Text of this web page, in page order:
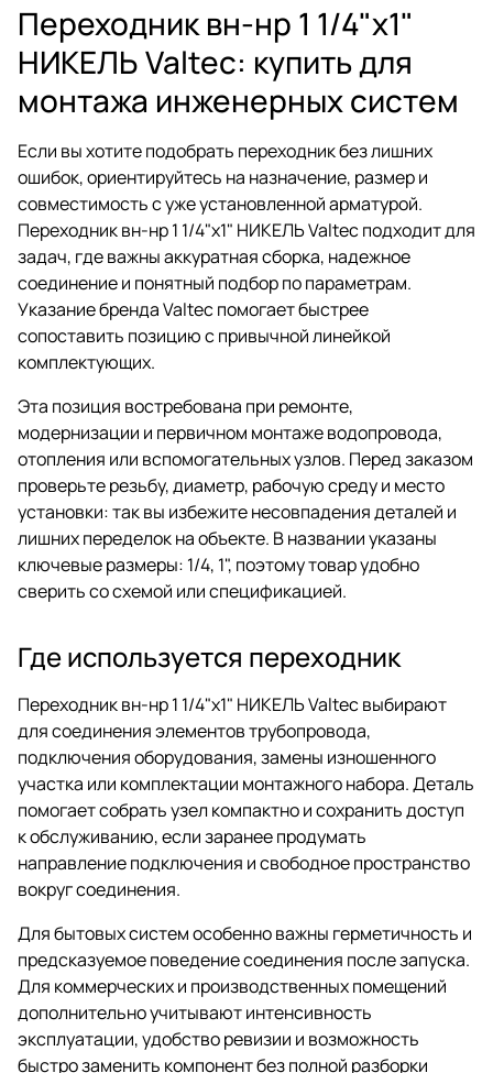
Переходник вн-нр 1 1/4"х1"
НИКЕЛЬ Valtec: купить для
монтажа инженерных систем
Если вы хотите подобрать переходник без лишних
ошибок, ориентируйтесь на назначение, размер и
совместимость с уже установленной арматурой.
Переходник вн-нр 1 1/4"х1" НИКЕЛЬ Valtec подходит для
задач, где важны аккуратная сборка, надежное
соединение и понятный подбор по параметрам.
Указание бренда Valtec помогает быстрее
сопоставить позицию с привычной линейкой
комплектующих.
Эта позиция востребована при ремонте,
модернизации и первичном монтаже водопровода,
отопления или вспомогательных узлов. Перед заказом
проверьте резьбу, диаметр, рабочую среду и место
установки: так вы избежите несовпадения деталей и
лишних переделок на объекте. В названии указаны
ключевые размеры: 1/4, 1", поэтому товар удобно
сверить со схемой или спецификацией.
Где используется переходник
Переходник вн-нр 1 1/4"х1" НИКЕЛЬ Valtec выбирают
для соединения элементов трубопровода,
подключения оборудования, замены изношенного
участка или комплектации монтажного набора. Деталь
помогает собрать узел компактно и сохранить доступ
к обслуживанию, если заранее продумать
направление подключения и свободное пространство
вокруг соединения.
Для бытовых систем особенно важны герметичность и
предсказуемое поведение соединения после запуска.
Для коммерческих и производственных помещений
дополнительно учитывают интенсивность
эксплуатации, удобство ревизии и возможность
быстро заменить компонент без полной разборки